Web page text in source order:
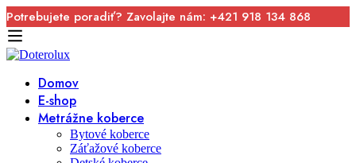
Potrebujete poradiť? Zavolajte nám: +421 918 134 868
Domov
E-shop
Metrážne koberce
Bytové koberce
Záťažové koberce